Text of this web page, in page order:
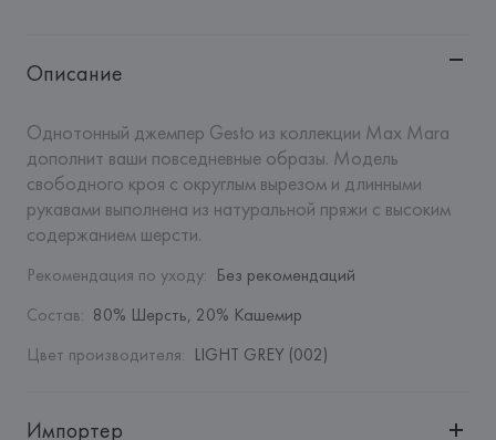
Описание
Однотонный джемпер Gesto из коллекции Max Mara
дополнит ваши повседневные образы. Модель
свободного кроя с округлым вырезом и длинными
рукавами выполнена из натуральной пряжи с высоким
содержанием шерсти.
Рекомендация по уходу: Без рекомендаций
Состав: 80% Шерсть, 20% Кашемир
Цвет производителя: LIGHT GREY (002)
Импортер